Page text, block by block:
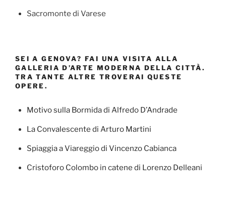
Sacromonte di Varese
SEI A GENOVA? FAI UNA VISITA ALLA
GALLERIA D’ARTE MODERNA DELLA CITTÀ.
TRA TANTE ALTRE TROVERAI QUESTE
OPERE.
Motivo sulla Bormida di Alfredo D’Andrade
La Convalescente di Arturo Martini
Spiaggia a Viareggio di Vincenzo Cabianca
Cristoforo Colombo in catene di Lorenzo Delleani